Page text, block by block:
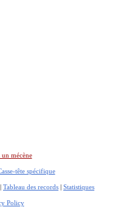
un mécène
tête spécifique
| Tableau des records | Statistiques
Policy